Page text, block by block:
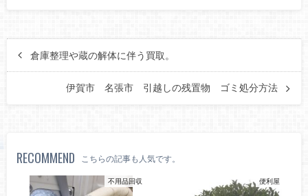
倉庫整理や蔵の解体に伴う買取。
伊賀市 名張市 引越しの残置物 ゴミ処分方法
RECOMMEND こちらの記事も人気です。
不用品回収 便利屋